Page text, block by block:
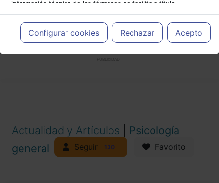
información técnica de los fármacos se facilita a título
meramente informativo, siendo responsabilidad de los
profesionales facultados prescribir medicamentos y decidir, en
cada caso concreto, el tratamiento más adecuado a las
necesidades del paciente.
Configurar cookies Rechazar Acepto
Actualidad y Artículos
Psicología
general
Seguir 130 Favorito